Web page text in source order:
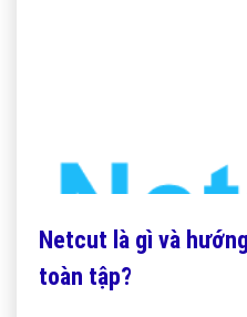
Netcut là gì và
toàn tập?